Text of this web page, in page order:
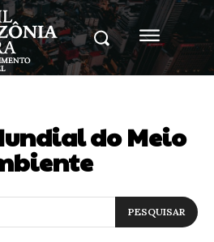
do Meio
PESQUISAR